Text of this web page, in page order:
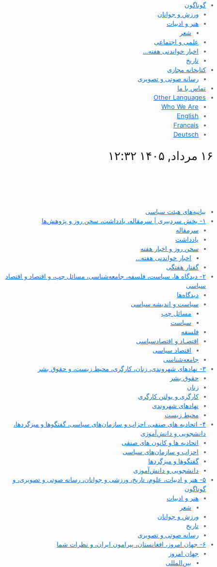
گوناگون
ورزش و جوانان
هنر و ادبیات
شعر
علمی و اجتماعی
اخبار خواندنی هفته…
تاریخ
کتابخانه مجازی
رسانه صوتی و تصویری
تماس با ما
Other Languages
Who We Are
English
Francais
Deutsch
۱۶ مرداد, ۱۴۰۵ ۱۲:۳۲
بیانیه‌های هیئت سیاسی
۱- بخش سردبیری | سرمقاله، یادداشت، سخن روز و پژوهش‌ها
سرمقاله
یادداشت
سخن روز و اخبار هفته
اخبار خواندنی هفته…
گفتار هفتگی
۲- دیدگاه ها، سیاست، فلسفه، جامعه‌شناسی، مسائل چپ، و اقتصاد و اقتصاد
سیاسی
دیدگاه‌ها
سیاست و اندیشه سیاسی
مسائل چپ
سیاست
فلسفه
اقتصـاد و اقتصاد‌سیاسی
اقتصاد سیاسی
جامعه‌شناسی
۳- نهادهای شهروندی، زنان، کارگری، محیط زیست، و حقوق بشر
حقوق بشر
زنان
کارگری و بولتن کارگری
نهادهای شهروندی
محیط زیست
۴- اتحادیه های صنفی، احزاب و سازمان‌های سیاسی، گفتگوها و میزگردها،
دانشجویی و دانش‌آموزی
اتحادیه ها و کانون های صنفی
احزاب و سازمان‌های سیاسی
گفتگوها و میزگردها
دانشجویی و دانش‌آموزی
۵- هنر و ادبیات، علوم، تاریخ، ورزشی و جوانان، رسانه صوتی و تصویری، و
گوناگون
هنر و ادبیات
شعر
ورزش و جوانان
تاریخ
رسانه صوتی و تصویری
۶- جهان امروز، افغانستان، پیرامون ایران، و نظرات شما
جهان امروز
بین‌المللی